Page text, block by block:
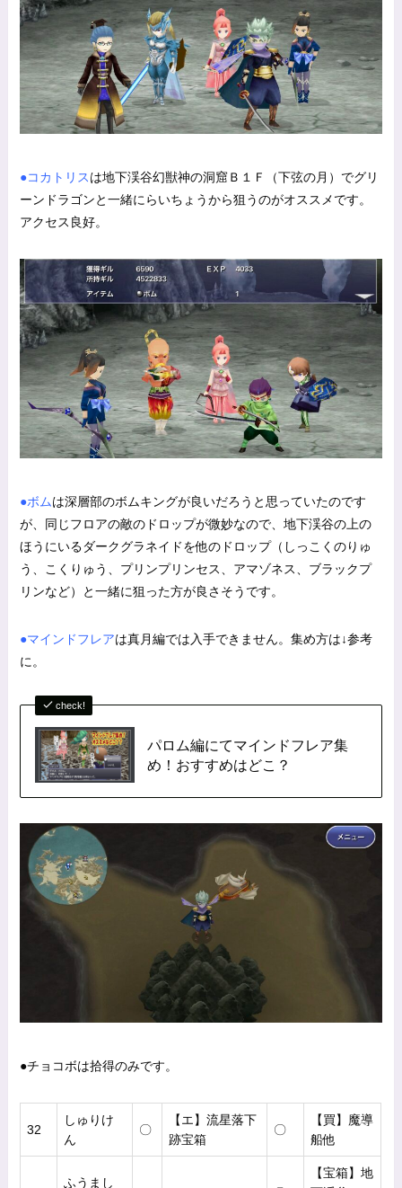
●コカトリスは地下渓谷幻獣神の洞窟Ｂ１Ｆ（下弦の月）でグリ
ーンドラゴンと一緒にらいちょうから狙うのがオススメです。
アクセス良好。
●ボムは深層部のボムキングが良いだろうと思っていたのです
が、同じフロアの敵のドロップが微妙なので、地下渓谷の上の
ほうにいるダークグラネイドを他のドロップ（しっこくのりゅ
う、こくりゅう、プリンプリンセス、アマゾネス、ブラックプ
リンなど）と一緒に狙った方が良さそうです。
●マインドフレアは真月編では入手できません。集め方は↓参考
に。
check!
パロム編にてマインドフレア集
め！おすすめはどこ？
●チョコボは拾得のみです。
32
しゅりけ
ん
〇
【エ】流星落下
跡宝箱
〇
【買】魔導
船他
ふうまし
【宝箱】地